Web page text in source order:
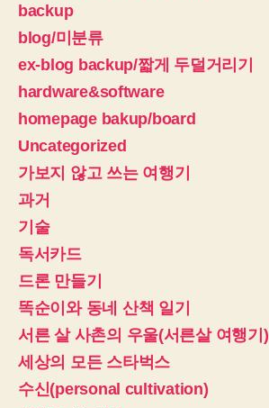
backup
blog/미분류
ex-blog backup/짧게 두덜거리기
hardware&software
homepage bakup/board
Uncategorized
가보지 않고 쓰는 여행기
과거
기술
독서카드
드론 만들기
똑순이와 동네 산책 일기
서른 살 사촌의 우울(서른살 여행기)
세상의 모든 스타벅스
수신(personal cultivation)